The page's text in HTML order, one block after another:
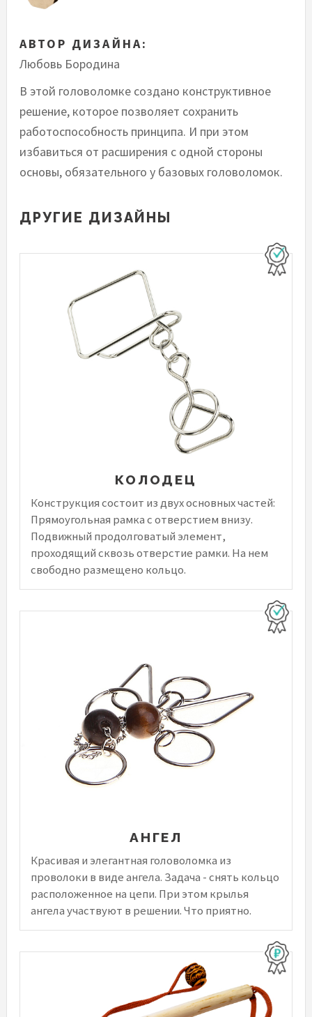
АВТОР ДИЗАЙНА:
Любовь Бородина
В этой головоломке создано конструктивное
решение, которое позволяет сохранить
работоспособность принципа. И при этом
избавиться от расширения с одной стороны
основы, обязательного у базовых головоломок.
ДРУГИЕ ДИЗАЙНЫ
КОЛОДЕЦ
Конструкция состоит из двух основных частей:
Прямоугольная рамка с отверстием внизу.
Подвижный продолговатый элемент,
проходящий сквозь отверстие рамки. На нем
свободно размещено кольцо.
АНГЕЛ
Красивая и элегантная головоломка из
проволоки в виде ангела. Задача - снять кольцо
расположенное на цепи. При этом крылья
ангела участвуют в решении. Что приятно.